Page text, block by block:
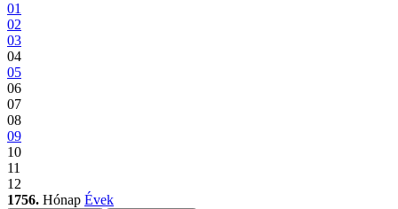
01
02
03
04
05
06
07
08
09
10
11
12
1756. Hónap Évek